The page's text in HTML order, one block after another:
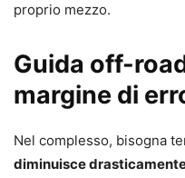
proprio mezzo.
Guida off-
margine di
Nel complesso, bisogna
diminuisce